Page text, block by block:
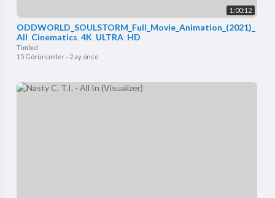
1:00:12
ODDWORLD_SOULSTORM_Full_Movie_Animation_(2021)_
All_Cinematics_4K_ULTRA_HD
Timbid
15 Görünümler · 2 ay önce